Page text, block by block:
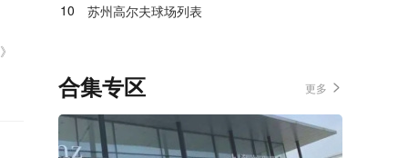
10
苏州高尔夫球场列表
合集专区 更多